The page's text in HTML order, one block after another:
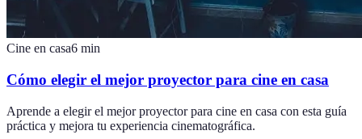
Cine en casa6 min
Cómo elegir el mejor proyector para cine en casa
Aprende a elegir el mejor proyector para cine en casa con esta guía
práctica y mejora tu experiencia cinematográfica.